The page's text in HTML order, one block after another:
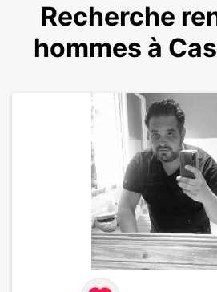
Recherche
hommes à